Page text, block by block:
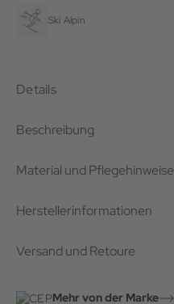
Ski Alpin
Details
Beschreibung
Material und Pflegehinweise
Herstellerinformationen
Versand und Retoure
Mehr von der Marke